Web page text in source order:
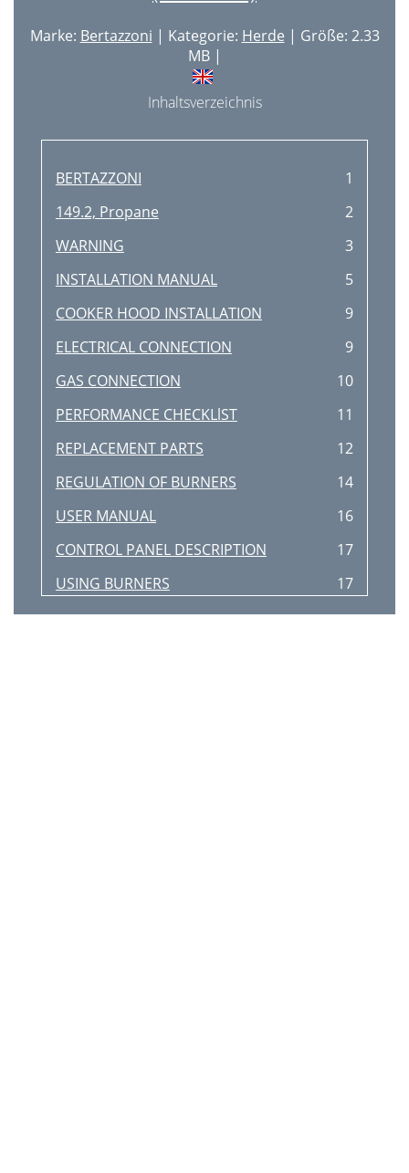
Marke: Bertazzoni | Kategorie: Herde | Größe: 2.33
MB |
Inhaltsverzeichnis
BERTAZZONI
1
149.2, Propane
2
WARNING
3
INSTALLATION MANUAL
5
COOKER HOOD INSTALLATION
9
ELECTRICAL CONNECTION
9
GAS CONNECTION
10
PERFORMANCE CHECKLlST
11
REPLACEMENT PARTS
12
REGULATION OF BURNERS
14
USER MANUAL
16
CONTROL PANEL DESCRIPTION
17
USING BURNERS
17
USING THE GAS OVEN
18